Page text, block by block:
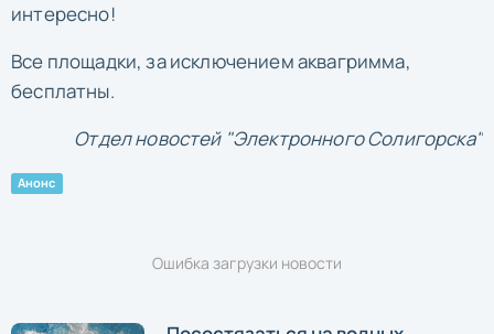
интересно!
Все площадки, за исключением аквагримма,
бесплатны.
Отдел новостей "Электронного Солигорска"
Анонс
Ошибка загрузки новости